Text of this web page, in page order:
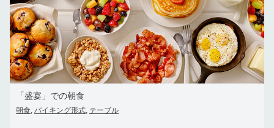
「盛宴」での朝食
朝食, バイキング形式, テーブル